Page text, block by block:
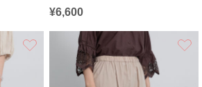
¥6,600
お気に入り